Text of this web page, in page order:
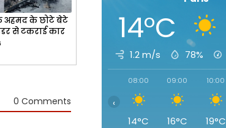
अहमद के छोटे बेटे
से टकराई कार
0 Comments
14°C
1.2 m/s 78%
08:00
14°C
09:00
16°C
10:00
19°C
‹